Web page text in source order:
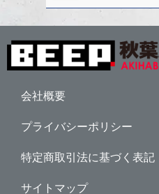
会社概要
プライバシーポリシー
特定商取引法に基づく表記
サイトマップ